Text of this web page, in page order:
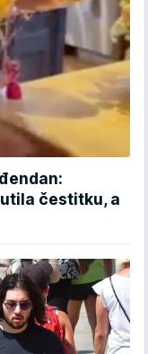
čestitku, a